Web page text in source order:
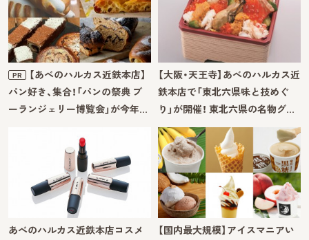
PR
【あべのハルカス近鉄本店】
パン好き、集合！「パンの祭典 ブ
ーランジェリー博覧会」が今年…
【大阪・天王寺】あべのハルカス近
鉄本店で「東北六県味と技めぐ
り」が開催！ 東北六県の名物グ…
あべのハルカス近鉄本店コスメ
【国内最大規模】アイスマニアい